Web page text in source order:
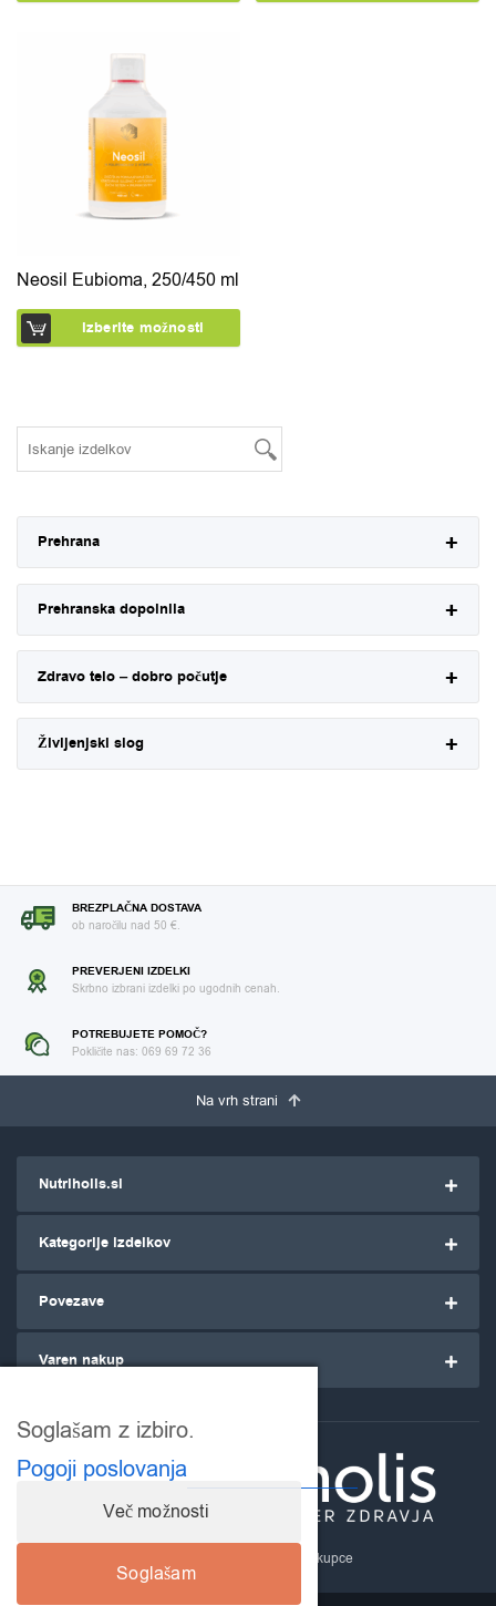
Neosil Eubioma, 250/450 ml
Izberite možnosti
Prehrana
Prehranska dopolnila
Zdravo telo – dobro počutje
Življenjski slog
BREZPLAČNA DOSTAVA
ob naročilu nad 50 €.
PREVERJENI IZDELKI
Skrbno izbrani izdelki po ugodnih cenah.
POTREBUJETE POMOČ?
Pokličite nas: 069 69 72 36
Na vrh strani
Nutriholis.si
Kategorije izdelkov
Povezave
Varen nakup
- za ozaveščene kupce
Soglašam z izbiro.
Pogoji poslovanja
Več možnosti
Soglašam